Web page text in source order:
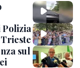
sul